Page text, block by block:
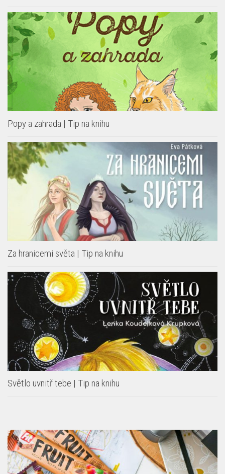
Popy a zahrada | Tip na knihu
Za hranicemi světa | Tip na knihu
Světlo uvnitř tebe | Tip na knihu